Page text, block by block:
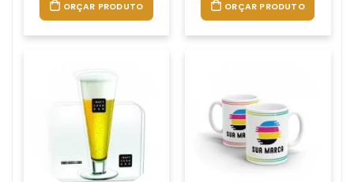
ORÇAR PRODUTO ORÇAR PRODUTO